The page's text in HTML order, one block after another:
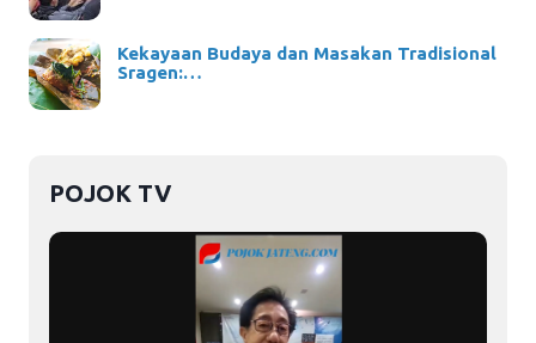
Kekayaan Budaya dan Masakan Tradisional
Sragen:…
POJOK TV